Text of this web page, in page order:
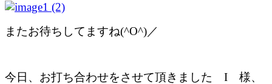
またお待ちしてますね(^O^)／
今日、お打ち合わせをさせて頂きました I 様、